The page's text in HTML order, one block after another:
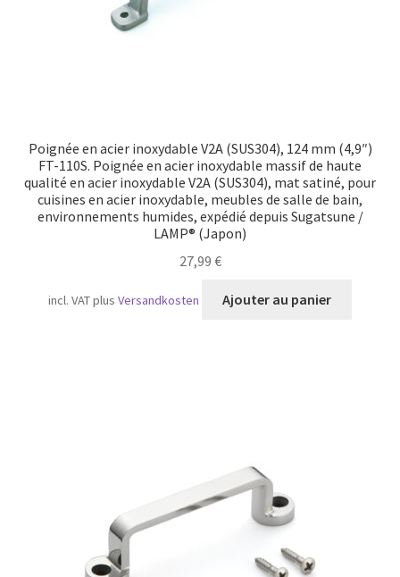
Poignée en acier inoxydable V2A (SUS304), 124 mm (4,9″)
FT-110S. Poignée en acier inoxydable massif de haute
qualité en acier inoxydable V2A (SUS304), mat satiné, pour
cuisines en acier inoxydable, meubles de salle de bain,
environnements humides, expédié depuis Sugatsune /
LAMP® (Japon)
27,99 €
incl. VATplusVersandkosten Ajouter au panier